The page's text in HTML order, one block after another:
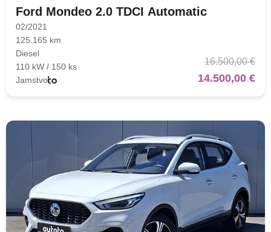
Ford Mondeo 2.0 TDCI Automatic
02/2021
125.165 km
Diesel
110 kW / 150 ks
Jamstvo
16.500,00 €
14.500,00 €